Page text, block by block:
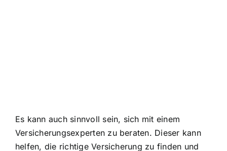
Es kann auch sinnvoll sein, sich mit einem
Versicherungsexperten zu beraten. Dieser kann
helfen, die richtige Versicherung zu finden und